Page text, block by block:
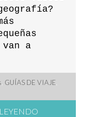
a
GUÍAS DE VIAJE